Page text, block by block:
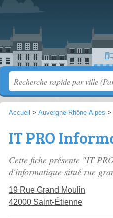
Accueil > Auvergne-Rhône-Alpes >
IT PRO
Cette fiche présente "IT
d'informatique situé rue
19 Rue Grand Moulin
42000 Saint-Étienne